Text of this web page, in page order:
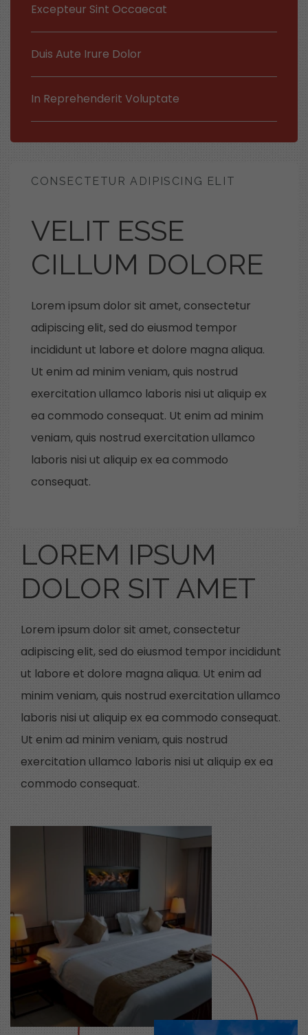
Excepteur Sint Occaecat
Duis Aute Irure Dolor
In Reprehenderit Voluptate
CONSECTETUR ADIPISCING ELIT
VELIT ESSE
CILLUM DOLORE
Lorem ipsum dolor sit amet, consectetur
adipiscing elit, sed do eiusmod tempor
incididunt ut labore et dolore magna aliqua.
Ut enim ad minim veniam, quis nostrud
exercitation ullamco laboris nisi ut aliquip ex
ea commodo consequat. Ut enim ad minim
veniam, quis nostrud exercitation ullamco
laboris nisi ut aliquip ex ea commodo
consequat.
LOREM IPSUM
DOLOR SIT AMET
Lorem ipsum dolor sit amet, consectetur
adipiscing elit, sed do eiusmod tempor incididunt
ut labore et dolore magna aliqua. Ut enim ad
minim veniam, quis nostrud exercitation ullamco
laboris nisi ut aliquip ex ea commodo consequat.
Ut enim ad minim veniam, quis nostrud
exercitation ullamco laboris nisi ut aliquip ex ea
commodo consequat.